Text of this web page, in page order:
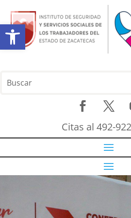
Abrir barra de herramientas
Citas al 492-